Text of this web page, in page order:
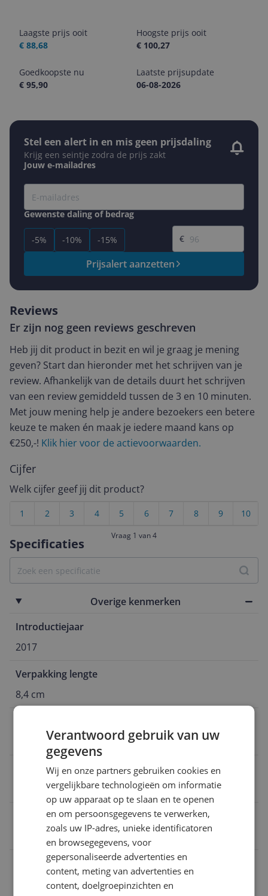
Laagste prijs ooit
€ 88,68
Hoogste prijs ooit
€ 100,27
Goedkoopste nu
€ 95,90
Laatste prijsupdate
06-08-2026
Stel een alert in en mis geen prijsdaling
Krijg een seintje zodra de prijs zakt
Jouw e-mailadres
Gewenste daling of bedrag
-5% -10% -15%
Gewenste prijs
€
Prijsalert aanzetten
Specificaties
Overige kenmerken
Introductiejaar
2017
Verpakking lengte
8,4 cm
Uitzonderingen fabrieksgarantie
Taal handleiding
Reviews
Er zijn nog geen reviews geschreven
Heb jij dit product in bezit en wil je graag je mening
geven? Start dan hieronder met het schrijven van je
review. Afhankelijk van de details duurt het schrijven
van een review gemiddeld tussen de 3 en 10 minuten.
Met jouw mening help je andere bezoekers een betere
keuze te maken én maak je iedere maand kans op
€250,-! Klik hier voor de actievoorwaarden.
Cijfer
Welk cijfer geef jij dit product?
10
9
8
7
6
5
4
3
2
1
Vraag 1 van 4
Verantwoord gebruik van uw
gegevens
Wij en onze partners gebruiken cookies en
vergelijkbare technologieën om informatie
op uw apparaat op te slaan en te openen
en om persoonsgegevens te verwerken,
zoals uw IP-adres, unieke identificatoren
en browsegegevens, voor
gepersonaliseerde advertenties en
content, meting van advertenties en
content, doelgroepinzichten en